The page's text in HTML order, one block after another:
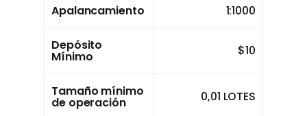
Apalancamiento 1:1000
Depósito
Mínimo $10
Tamaño mínimo
de operación 0,01 LOTES